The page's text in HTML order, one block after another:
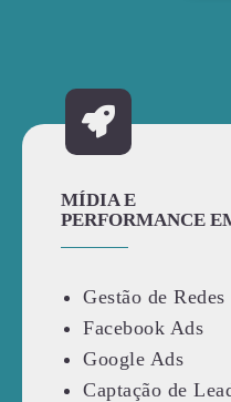
MÍDIA E
PERFORMANCE
Gestão de
Facebook Ads
Google Ads
Captação de